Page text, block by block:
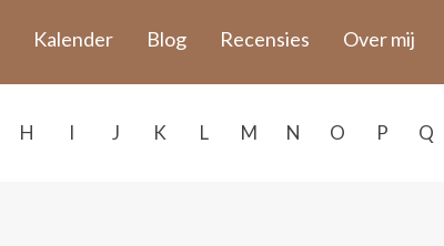
Kalender Blog Recensies Over mij
H I J K L M N O P Q